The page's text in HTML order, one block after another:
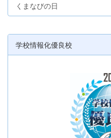
くまなびの日
学校情報化優良校